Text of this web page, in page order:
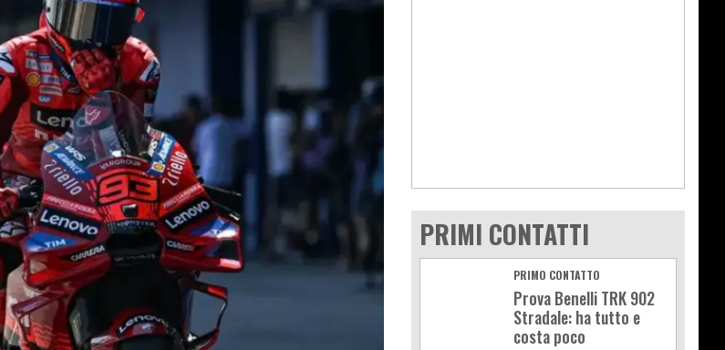
PRIMI CONTATTI
PRIMO CONTATTO
Prova Benelli TRK 902
Stradale: ha tutto e
costa poco